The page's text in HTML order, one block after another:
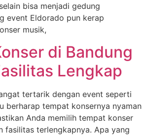
bisa menjadi gedung
event Eldorado pun kerap
musik,
di Bandung
Lengkap
tertarik dengan event seperti
berharap tempat konsernya nyaman
Anda memilih tempat konser
fasilitas terlengkapnya. Apa yang